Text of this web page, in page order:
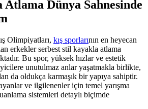
Dünya Sahnesinde
Olimpiyatları, kış sporlarının en heyecan
erkekler serbest stil kayakla atlama
Bu spor, yüksek hızlar ve estetik
unutulmaz anlar yaşatmakla birlikte,
da oldukça karmaşık bir yapıya sahiptir.
ve ilgilenenler için temel yarışma
sistemleri detaylı biçimde